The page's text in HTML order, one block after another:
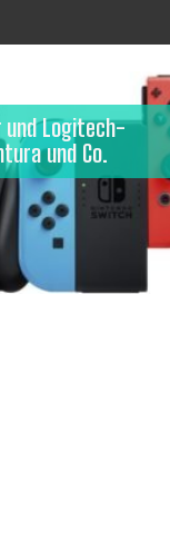
und Logitech-
und Co.